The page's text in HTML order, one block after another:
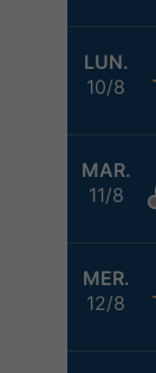
LUN.
10/8
MAR.
11/8
MER.
12/8